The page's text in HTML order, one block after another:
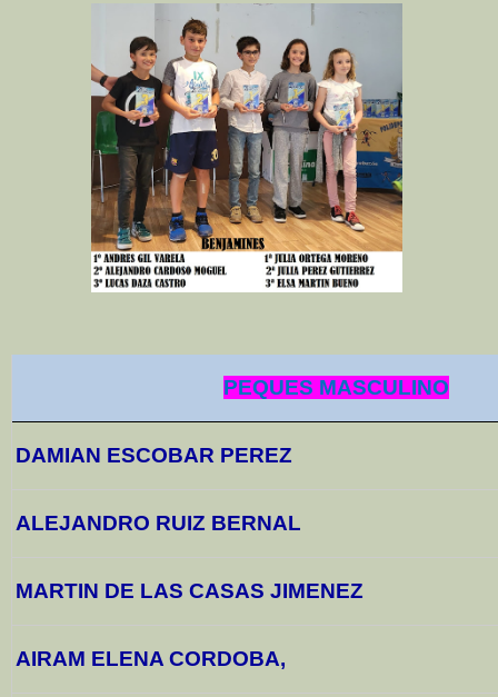
PEQUES MASCULINO
DAMIAN ESCOBAR PEREZ
ALEJANDRO RUIZ BERNAL
MARTIN DE LAS CASAS JIMENEZ
AIRAM ELENA CORDOBA,